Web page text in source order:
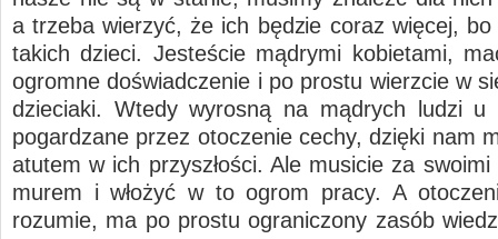
a trzeba wierzyć, że ich będzie coraz więcej, bo
takich dzieci. Jesteście mądrymi kobietami,
ogromne doświadczenie i po prostu wierzcie w
dzieciaki. Wtedy wyrosną na mądrych ludzi u
pogardzane przez otoczenie cechy, dzięki nam
atutem w ich przyszłości. Ale musicie za
murem i włożyć w to ogrom pracy. A
rozumie, ma po prostu ograniczony zasób